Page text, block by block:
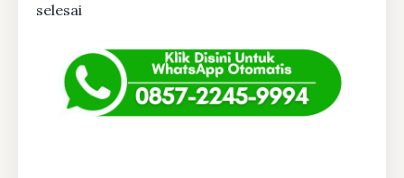
selesai